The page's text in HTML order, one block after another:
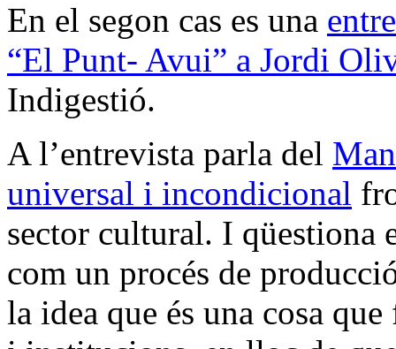
En el segon cas es una
“El Punt- Avui” a Jordi
Indigestió.
A l’entrevista parla del
universal i incondicional
sector cultural. I qüestiona
com un procés de
la idea que és una cosa